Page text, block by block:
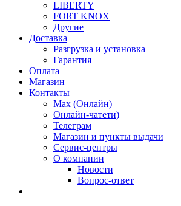
LIBERTY
FORT KNOX
Другие
Доставка
Разгрузка и установка
Гарантия
Оплата
Магазин
Контакты
Max (Онлайн)
Онлайн-чатети)
Телеграм
Магазин и пункты выдачи
Сервис-центры
О компании
Новости
Вопрос-ответ